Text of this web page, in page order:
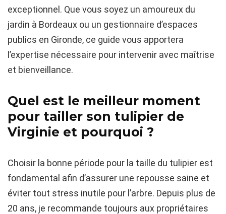
exceptionnel. Que vous soyez un amoureux du
jardin à Bordeaux ou un gestionnaire d’espaces
publics en Gironde, ce guide vous apportera
l’expertise nécessaire pour intervenir avec maîtrise
et bienveillance.
Quel est le meilleur moment
pour tailler son tulipier de
Virginie et pourquoi ?
Choisir la bonne période pour la taille du tulipier est
fondamental afin d’assurer une repousse saine et
éviter tout stress inutile pour l’arbre. Depuis plus de
20 ans, je recommande toujours aux propriétaires